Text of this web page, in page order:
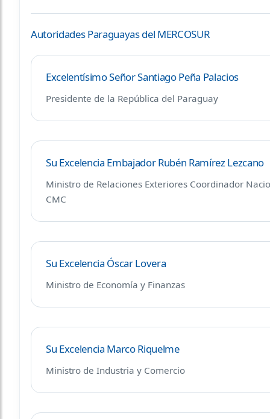
Autoridades Paraguayas del MERCOSUR
Excelentísimo Señor Santiago Peña Palacios
Presidente de la República del Paraguay
Su Excelencia Embajador Rubén Ramírez Lezcano
Ministro de Relaciones Exteriores Coordinador
CMC
Su Excelencia Óscar Lovera
Ministro de Economía y Finanzas
Su Excelencia Marco Riquelme
Ministro de Industria y Comercio